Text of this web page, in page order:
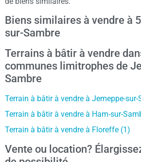
Biens similaires à vendre à
sur-Sambre
Terrains à bâtir à vendre
communes limitrophes de
Sambre
Terrain à bâtir à vendre à Jemeppe-sur-
Terrain à bâtir à vendre à Ham-sur-
Terrain à bâtir à vendre à Floreffe (1)
Vente ou location?